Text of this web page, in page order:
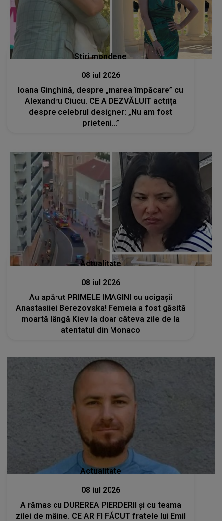
Stiri mondene
08 iul 2026
Ioana Ginghină, despre „marea împăcare” cu
Alexandru Ciucu. CE A DEZVĂLUIT actrița
despre celebrul designer: „Nu am fost
prieteni...”
Actualitate
08 iul 2026
Au apărut PRIMELE IMAGINI cu ucigașii
Anastasiiei Berezovska! Femeia a fost găsită
moartă lângă Kiev la doar câteva zile de la
atentatul din Monaco
Actualitate
08 iul 2026
A rămas cu DUREREA PIERDERII și cu teama
zilei de mâine. CE AR FI FĂCUT fratele lui Emil